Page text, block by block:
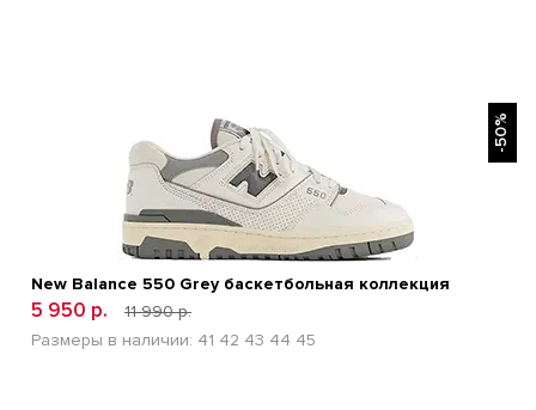
-50%
New Balance 550 Grey баскетбольная коллекция
5 950 р.
11 990 р.
Размеры в наличии: 41 42 43 44 45